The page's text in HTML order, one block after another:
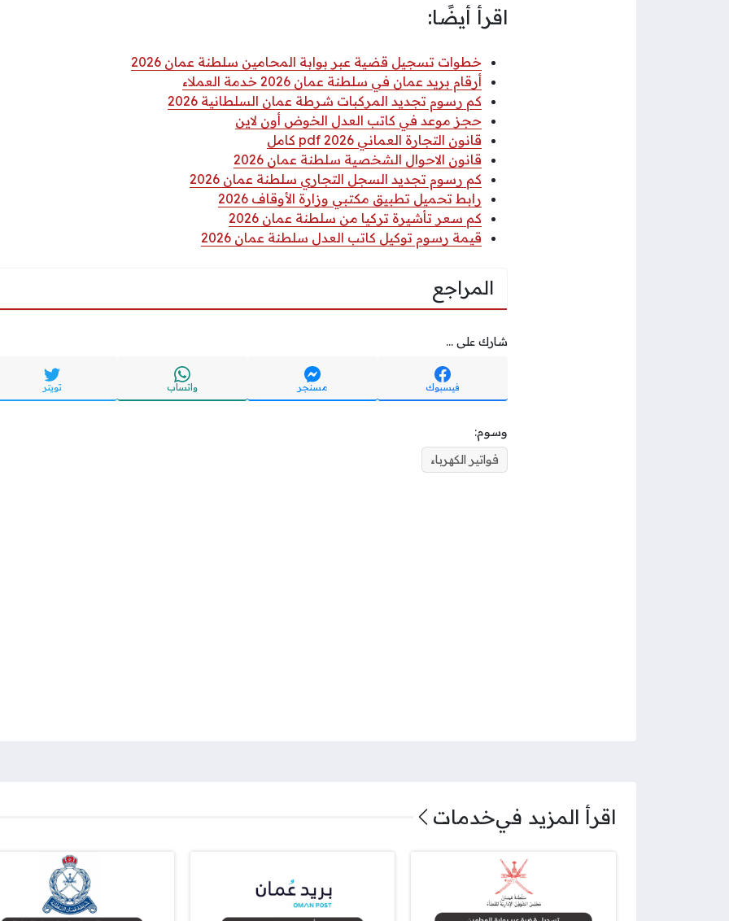
اقرأ أيضًا:
خطوات تسجيل قضية عبر بوابة المحامين سلطنة عمان 2026
أرقام بريد عمان في سلطنة عمان 2026 خدمة العملاء
كم رسوم تجديد المركبات شرطة عمان السلطانية 2026
حجز موعد في كاتب العدل الخوض أون لاين
قانون التجارة العماني 2026 pdf كامل
قانون الاحوال الشخصية سلطنة عمان 2026
كم رسوم تجديد السجل التجاري سلطنة عمان 2026
رابط تحميل تطبيق مكتبي وزارة الأوقاف 2026
كم سعر تأشيرة تركيا من سلطنة عمان 2026
قيمة رسوم توكيل كاتب العدل سلطنة عمان 2026
المراجع
شارك على ...
فيسبوك مسنجر واتساب تويتر
وسوم:
فواتير الكهرباء
اقرأ المزيد فيخدمات